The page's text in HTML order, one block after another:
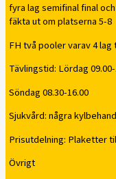
fyra lag semifinal final
fäkta ut om platserna 5-8
FH två pooler varav 4
Tävlingstid: Lördag
Söndag 08.30-16.00
Sjukvård: några
Prisutdelning: Plaketter
Övrigt